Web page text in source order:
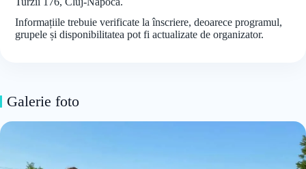
Informațiile trebuie verificate la înscriere, deoarece programul,
grupele și disponibilitatea pot fi actualizate de organizator.
Galerie foto